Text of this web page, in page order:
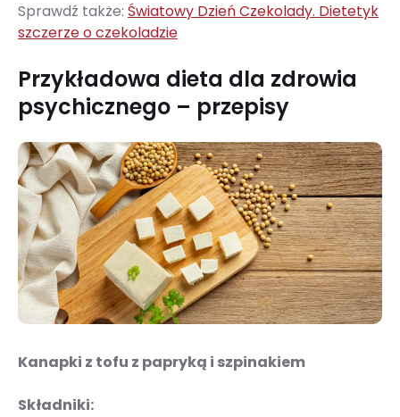
Sprawdź także: Światowy Dzień Czekolady. Dietetyk
szczerze o czekoladzie
Przykładowa dieta dla zdrowia
psychicznego – przepisy
Kanapki z tofu z papryką i szpinakiem
Składniki: